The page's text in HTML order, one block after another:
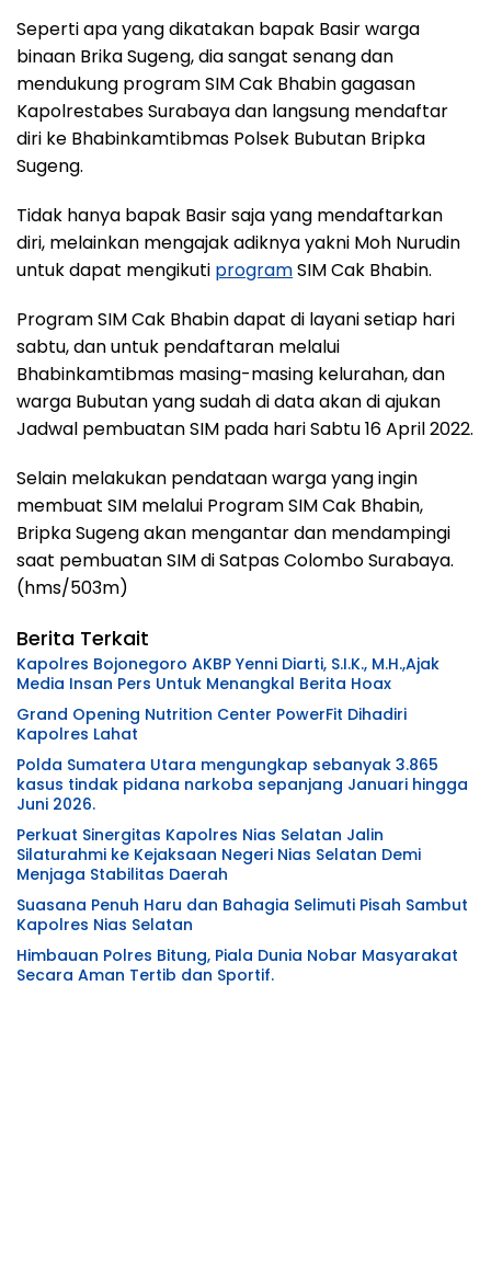
Seperti apa yang dikatakan bapak Basir warga
binaan Brika Sugeng, dia sangat senang dan
mendukung program SIM Cak Bhabin gagasan
Kapolrestabes Surabaya dan langsung mendaftar
diri ke Bhabinkamtibmas Polsek Bubutan Bripka
Sugeng.
Tidak hanya bapak Basir saja yang mendaftarkan
diri, melainkan mengajak adiknya yakni Moh Nurudin
untuk dapat mengikuti programSIM Cak Bhabin.
Program SIM Cak Bhabin dapat di layani setiap hari
sabtu, dan untuk pendaftaran melalui
Bhabinkamtibmas masing-masing kelurahan, dan
warga Bubutan yang sudah di data akan di ajukan
Jadwal pembuatan SIM pada hari Sabtu 16 April 2022.
Selain melakukan pendataan warga yang ingin
membuat SIM melalui Program SIM Cak Bhabin,
Bripka Sugeng akan mengantar dan mendampingi
saat pembuatan SIM di Satpas Colombo Surabaya.
(hms/503m)
Berita Terkait
Kapolres Bojonegoro AKBP Yenni Diarti, S.I.K., M.H.,Ajak
Media Insan Pers Untuk Menangkal Berita Hoax
Grand Opening Nutrition Center PowerFit Dihadiri
Kapolres Lahat
Polda Sumatera Utara mengungkap sebanyak 3.865
kasus tindak pidana narkoba sepanjang Januari hingga
Juni 2026.
Perkuat Sinergitas Kapolres Nias Selatan Jalin
Silaturahmi ke Kejaksaan Negeri Nias Selatan Demi
Menjaga Stabilitas Daerah
Suasana Penuh Haru dan Bahagia Selimuti Pisah Sambut
Kapolres Nias Selatan
Himbauan Polres Bitung, Piala Dunia Nobar Masyarakat
Secara Aman Tertib dan Sportif.